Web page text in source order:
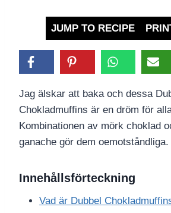
JUMP TO RECIPE
Jag älskar att baka och dessa
Chokladmuffins är en dröm för
Kombinationen av mörk choklad
ganache gör dem oemotståndliga.
Innehållsförteckning
Vad är Dubbel